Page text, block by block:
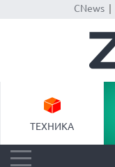
CNews|
ТЕХНИКА